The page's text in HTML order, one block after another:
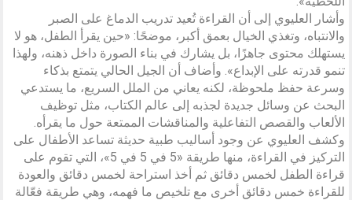
وأشار العليوي إلى أن القراءة تُعيد تدريب الدماغ على الصبر
والانتباه، وتغذي الخيال بعمق أكبر، موضحًا: «حين يقرأ الطفل، هو لا
يستهلك محتوى جاهزًا، بل يشارك في بناء الصورة داخل ذهنه، ولهذا
تنمو قدرته على الإبداع». وأضاف أن الجيل الحالي يتمتع بذكاء
وسرعة حفظ ملحوظة، لكنه يعاني من الملل السريع، ما يستدعي
البحث عن وسائل جديدة لجذبه إلى عالم الكتاب، مثل توظيف
الألعاب والقصص التفاعلية والمناقشات الممتعة حول ما يقرأه.
وكشف العليوي عن وجود أساليب طبية حديثة تساعد الأطفال على
التركيز في القراءة، منها طريقة «5 في 5 في 5»، التي تقوم على
قراءة الطفل لخمس دقائق ثم أخذ استراحة لخمس دقائق والعودة
للقراءة خمس دقائق أخرى مع تلخيص ما فهمه، وهي طريقة فعّالة